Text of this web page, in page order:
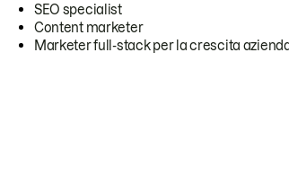
SEO specialist
Content marketer
Marketer full-stack per la crescita